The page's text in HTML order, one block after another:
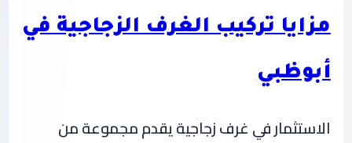
مزايا تركيب الغرف الزجاجية في
أبوظبي
الاستثمار في غرف زجاجية يقدم مجموعة من